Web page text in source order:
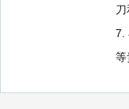
刀
7.
等